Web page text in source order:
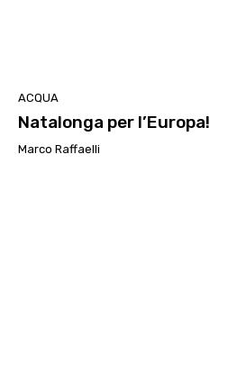
ACQUA
Natalonga per l’Europa!
Marco Raffaelli